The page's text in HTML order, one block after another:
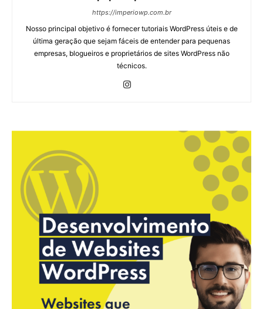
https://imperiowp.com.br
Nosso principal objetivo é fornecer tutoriais WordPress úteis e de
última geração que sejam fáceis de entender para pequenas
empresas, blogueiros e proprietários de sites WordPress não
técnicos.